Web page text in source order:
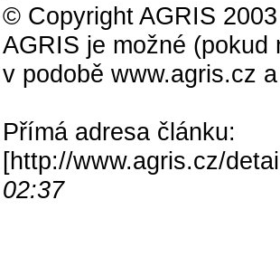
© Copyright AGRIS
AGRIS je možné
v podobě www.agris.cz
Přímá adresa článku:
[http://www.agris.cz/
02:37